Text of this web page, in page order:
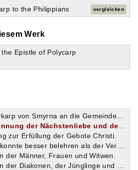
to the Philippians
vergleichen
Werk
Epistle of Polycarp
von Smyrna an die Gemeinde von Philippi
zur Erfüllung der Gebote Christi.
der Männer, Frauen und Witwen.